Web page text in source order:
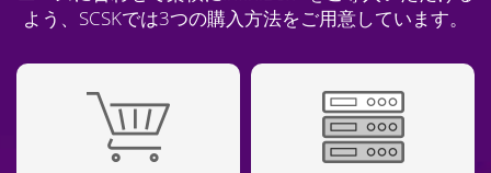
よう、SCSKでは3つの購入方法をご用意しています。